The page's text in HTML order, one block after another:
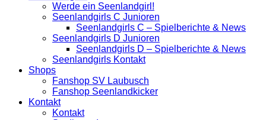
Werde ein Seenlandgirl!
Seenlandgirls C Junioren
Seenlandgirls C – Spielberichte & News
Seenlandgirls D Junioren
Seenlandgirls D – Spielberichte & News
Seenlandgirls Kontakt
Shops
Fanshop SV Laubusch
Fanshop Seenlandkicker
Kontakt
Kontakt